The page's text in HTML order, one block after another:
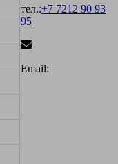
тел.:+7 7212 90 93
95
Email: